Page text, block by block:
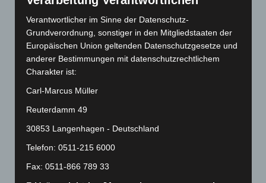
April 2025(88)
März 2025(111)
Februar 2025
(96)
Januar 2025(88)
Dezember 2024
November 2024(94)
Oktober 2024(93)
September 2024(112)
August 2024(107)
Juli 2024(89)
Verantwortlicher im Sinne der Datenschutz-
Grundverordnung, sonstiger in den Mitgliedstaaten der
Europäischen Union geltenden Datenschutzgesetze und
anderer Bestimmungen mit datenschutzrechtlichem
Charakter ist:
Carl-Marcus Müller
Reuterdamm 49
30853 Langenhagen - Deutschland
Telefon: 0511-215 6000
Fax: 0511-866 789 33